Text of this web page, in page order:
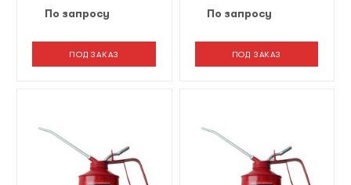
По запросу
ПОД ЗАКАЗ
По запросу
ПОД ЗАКАЗ